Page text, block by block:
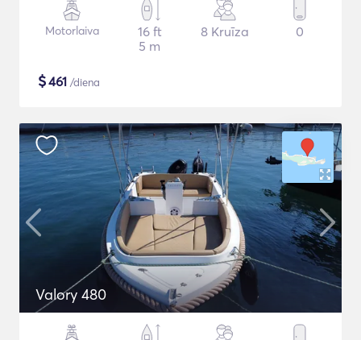
Motorlaiva
16 ft
5 m
8 Kruīza 0
$461 /diena
Valory 480